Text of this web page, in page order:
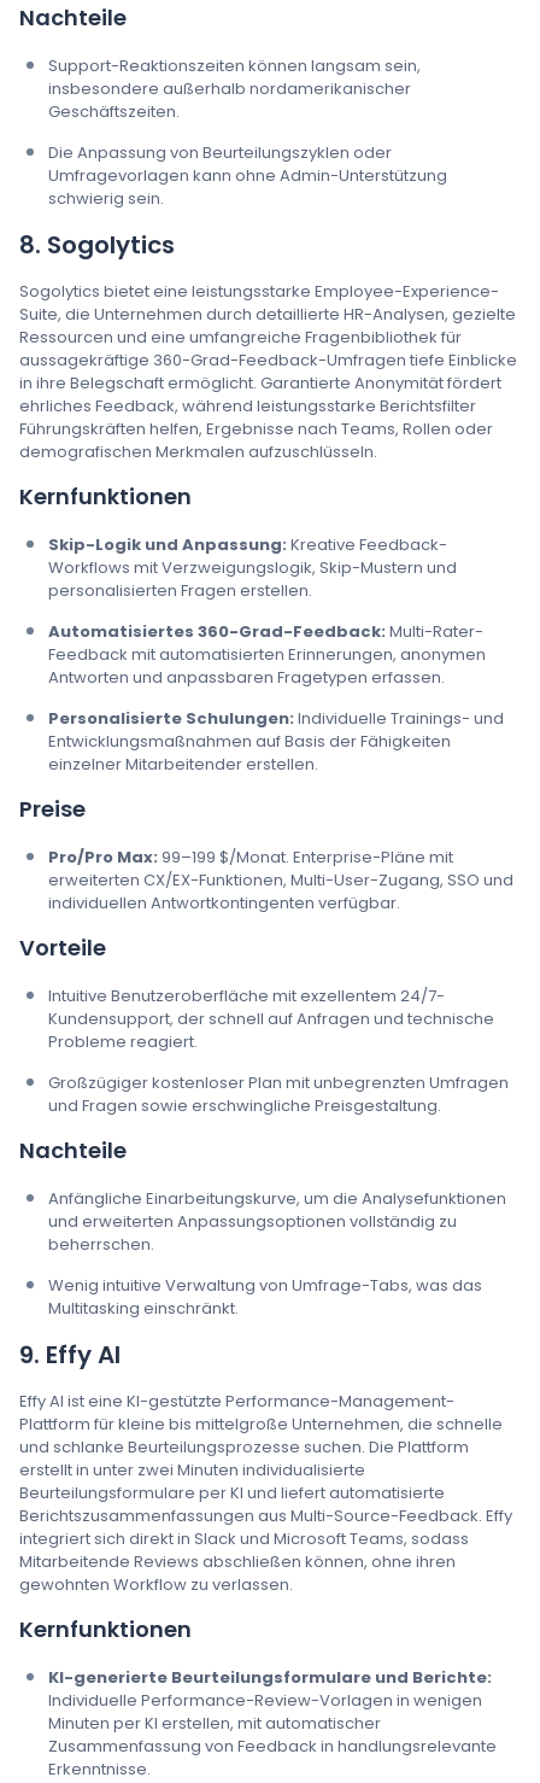
Nachteile
Support-Reaktionszeiten können langsam sein,
insbesondere außerhalb nordamerikanischer
Geschäftszeiten.
Die Anpassung von Beurteilungszyklen oder
Umfragevorlagen kann ohne Admin-Unterstützung
schwierig sein.
8. Sogolytics
Sogolytics bietet eine leistungsstarke Employee-Experience-
Suite, die Unternehmen durch detaillierte HR-Analysen, gezielte
Ressourcen und eine umfangreiche Fragenbibliothek für
aussagekräftige 360-Grad-Feedback-Umfragen tiefe Einblicke
in ihre Belegschaft ermöglicht. Garantierte Anonymität fördert
ehrliches Feedback, während leistungsstarke Berichtsfilter
Führungskräften helfen, Ergebnisse nach Teams, Rollen oder
demografischen Merkmalen aufzuschlüsseln.
Kernfunktionen
Skip-Logik und Anpassung: Kreative Feedback-
Workflows mit Verzweigungslogik, Skip-Mustern und
personalisierten Fragen erstellen.
Automatisiertes 360-Grad-Feedback: Multi-Rater-
Feedback mit automatisierten Erinnerungen, anonymen
Antworten und anpassbaren Fragetypen erfassen.
Personalisierte Schulungen: Individuelle Trainings- und
Entwicklungsmaßnahmen auf Basis der Fähigkeiten
einzelner Mitarbeitender erstellen.
Preise
Pro/Pro Max: 99–199 $/Monat. Enterprise-Pläne mit
erweiterten CX/EX-Funktionen, Multi-User-Zugang, SSO und
individuellen Antwortkontingenten verfügbar.
Vorteile
Intuitive Benutzeroberfläche mit exzellentem 24/7-
Kundensupport, der schnell auf Anfragen und technische
Probleme reagiert.
Großzügiger kostenloser Plan mit unbegrenzten Umfragen
und Fragen sowie erschwingliche Preisgestaltung.
Nachteile
Anfängliche Einarbeitungskurve, um die Analysefunktionen
und erweiterten Anpassungsoptionen vollständig zu
beherrschen.
Wenig intuitive Verwaltung von Umfrage-Tabs, was das
Multitasking einschränkt.
9. Effy AI
Effy AI ist eine KI-gestützte Performance-Management-
Plattform für kleine bis mittelgroße Unternehmen, die schnelle
und schlanke Beurteilungsprozesse suchen. Die Plattform
erstellt in unter zwei Minuten individualisierte
Beurteilungsformulare per KI und liefert automatisierte
Berichtszusammenfassungen aus Multi-Source-Feedback. Effy
integriert sich direkt in Slack und Microsoft Teams, sodass
Mitarbeitende Reviews abschließen können, ohne ihren
gewohnten Workflow zu verlassen.
Kernfunktionen
KI-generierte Beurteilungsformulare und Berichte:
Individuelle Performance-Review-Vorlagen in wenigen
Minuten per KI erstellen, mit automatischer
Zusammenfassung von Feedback in handlungsrelevante
Erkenntnisse.